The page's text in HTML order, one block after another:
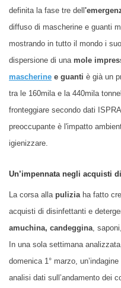
definita la fase tre dell
diffuso di mascherine e guanti
mostrando in tutto il mondo i
dispersione di una mole
mascherine e guanti è già un
tra le 160mila e la 440mila
fronteggiare secondo dati
preoccupante è l'impatto
igienizzare
Un’impennata negli acquisti
La corsa alla pulizia ha fatto
acquisti di disinfettanti e
amuchina, candeggina ,
In una sola settimana
domenica 1° marzo,
analisi dati sull’andamento dei